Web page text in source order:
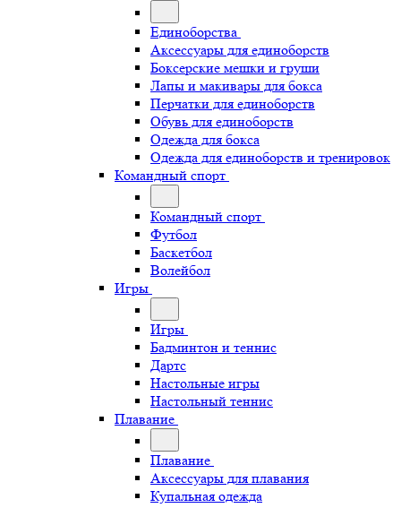
Единоборства
Аксессуары для единоборств
Боксерские мешки и груши
Лапы и макивары для бокса
Перчатки для единоборств
Обувь для единоборств
Одежда для бокса
Одежда для единоборств и тренировок
Командный спорт
Командный спорт
Футбол
Баскетбол
Волейбол
Игры
Игры
Бадминтон и теннис
Дартс
Настольные игры
Настольный теннис
Плавание
Плавание
Аксессуары для плавания
Купальная одежда